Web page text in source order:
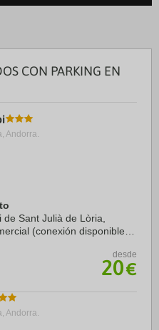
CON PARKING EN
Andorra.
Sant Julià de Lòria,
(conexión disponible) y
...
desde
20€
Andorra.